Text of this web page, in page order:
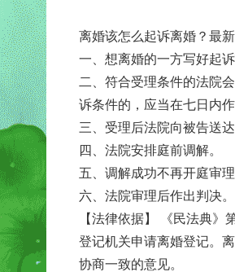
离婚该怎么起诉离婚？最
一、想离婚的一方写好起
二、符合受理条件的法院
诉条件的，应当在七日内
三、受理后法院向被告送
四、法院安排庭前调解。
五、调解成功不再开庭审
六、法院审理后作出判决。
【法律依据】 《民法典
登记机关申请离婚登记。
协商一致的意见。